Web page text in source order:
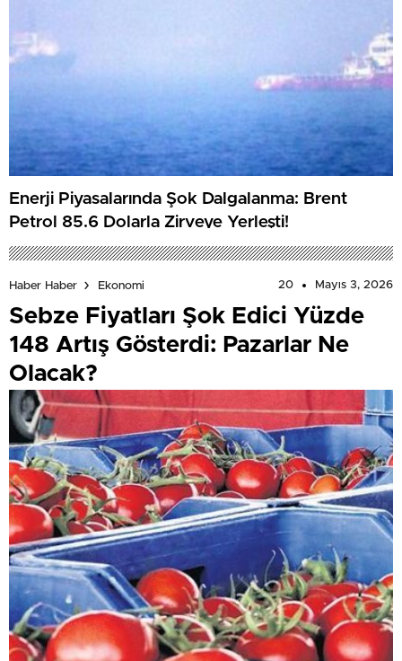
Enerji Piyasalarında Şok Dalgalanma: Brent
Petrol 85.6 Dolarla Zirveye Yerleşti!
Haber Haber Ekonomi 20 Mayıs 3, 2026
Sebze Fiyatları Şok Edici Yüzde
148 Artış Gösterdi: Pazarlar Ne
Olacak?